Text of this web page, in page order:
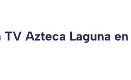
Azteca Laguna en